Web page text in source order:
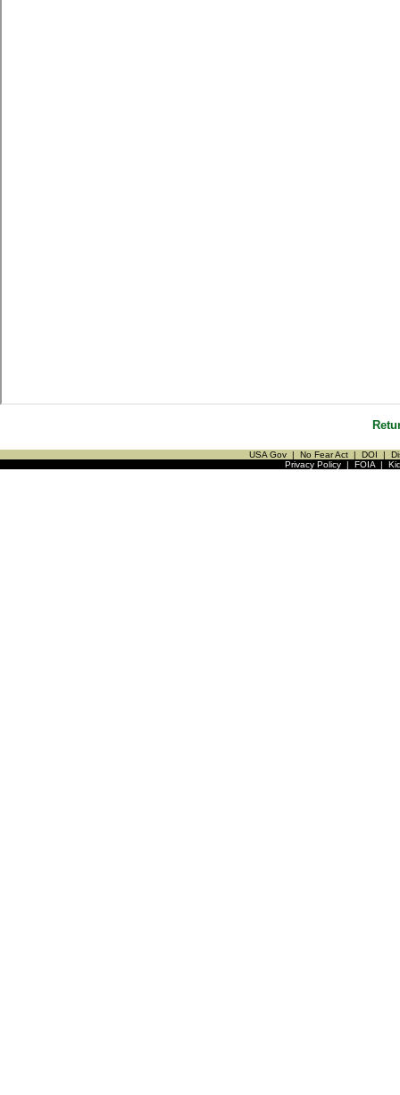
USA Gov | No Fear Act | DOI |
Privacy Policy| FOIA|